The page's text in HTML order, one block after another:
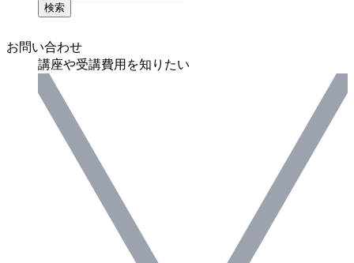
検索
お問い合わせ
講座や受講費用を知りたい